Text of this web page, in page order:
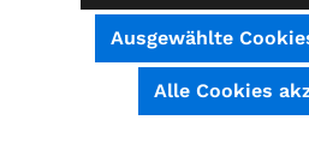
.
Ausgewählte
Alle Cookies
SEHR GUT (4.74 / 5)
Bewertungen bei:
Informationen zur Echtheit der